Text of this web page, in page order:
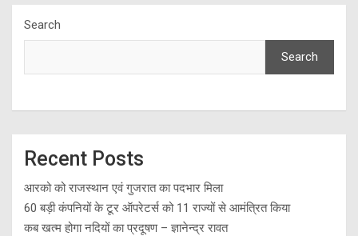
Search
Search
Recent Posts
आरको को राजस्थान एवं गुजरात का पदभार मिला
60 बड़ी कंपनियों के टूर ऑपरेटर्स को 11 राज्यों से आमंत्रित किया
कब खत्म होगा नदियों का प्रदूषण – ज्ञानेन्द्र रावत